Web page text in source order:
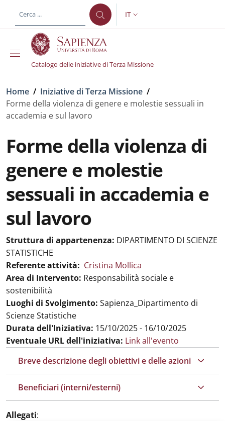
al contenuto principale
SELETTORE LINGUA:
IT
Catalogo delle iniziative di Terza Missione
Briciole di pane
Home / Iniziative di Terza Missione /
Forme della violenza di genere e molestie sessuali in
accademia e sul lavoro
Forme della violenza di
genere e molestie
sessuali in accademia e
sul lavoro
Struttura di appartenenza: DIPARTIMENTO DI SCIENZE
STATISTICHE
Referente attività: Cristina Mollica
Area di Intervento: Responsabilità sociale e
sostenibilità
Luoghi di Svolgimento: Sapienza_Dipartimento di
Scienze Statistiche
Durata dell'Iniziativa: 15/10/2025 - 16/10/2025
Eventuale URL dell'iniziativa: Link all'evento
Breve descrizione degli obiettivi e delle azioni
Beneficiari (interni/esterni)
Allegati: